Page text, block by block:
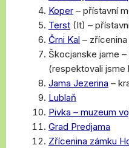
Koper – přístavní
Terst (It) –
Črni Kal –
Škocjanske jame
(respektovali jsme
Jama Jezerina –
Lublaň
Pivka – muzeum
Grad Predjama
Zřícenina zámku